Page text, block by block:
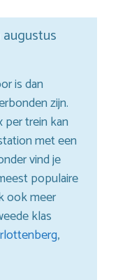
is dan
zijn.
per trein kan
met een
vind je
populaire
ook meer
klas
,